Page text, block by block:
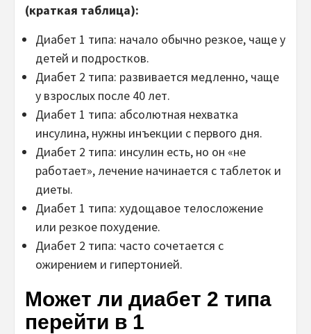
(краткая таблица):
Диабет 1 типа: начало обычно резкое, чаще у
детей и подростков.
Диабет 2 типа: развивается медленно, чаще
у взрослых после 40 лет.
Диабет 1 типа: абсолютная нехватка
инсулина, нужны инъекции с первого дня.
Диабет 2 типа: инсулин есть, но он «не
работает», лечение начинается с таблеток и
диеты.
Диабет 1 типа: худощавое телосложение
или резкое похудение.
Диабет 2 типа: часто сочетается с
ожирением и гипертонией.
Может ли диабет 2 типа
перейти в 1